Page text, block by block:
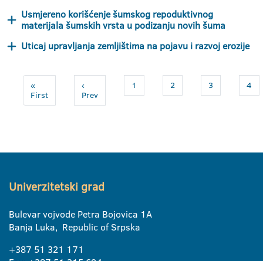
Usmjereno korišćenje šumskog repoduktivnog
materijala šumskih vrsta u podizanju novih šuma
Uticaj upravljanja zemljištima na pojavu i razvoj erozije
«
First
‹
Prev
1 2 3 4
Univerzitetski grad
Bulevar vojvode Petra Bojovica 1A
Banja Luka, Republic of Srpska
+387 51 321 171